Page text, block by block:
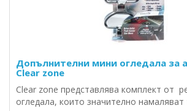
Допълнителни мини огледала за
Clear zone
Clear zone представлява комплект от
огледала, които значително намаляват